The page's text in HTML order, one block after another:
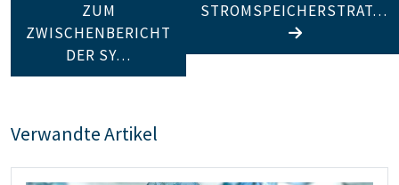
ZUM
ZWISCHENBERICHT
DER SY…
STROMSPEICHERSTRAT…
Verwandte Artikel